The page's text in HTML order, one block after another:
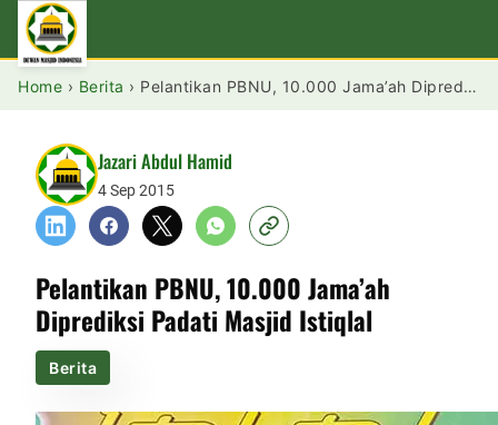
Home › Berita › Pelantikan PBNU, 10.000 Jama’ah Diprediksi Padati Masjid Istiqlal
Jazari Abdul Hamid
4 Sep 2015
Pelantikan PBNU, 10.000 Jama’ah
Diprediksi Padati Masjid Istiqlal
Berita